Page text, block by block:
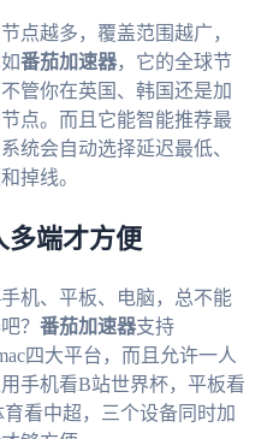
点越多，覆盖范围越广，
番茄加速器，它的全球节
管你在英国、韩国还是加
点。而且它能智能推荐最
统会自动选择延迟最低、
掉线。
多端才方便
机、平板、电脑，总不能
？ 番茄加速器支持
四大平台，而且允许一人
手机看B站世界杯，平板看
看中超，三个设备同时加